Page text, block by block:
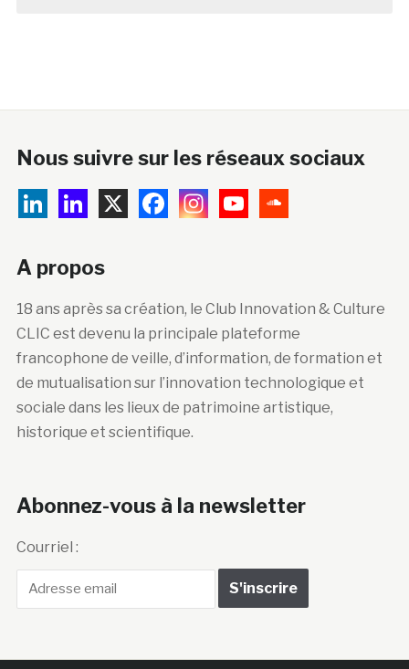
Nous suivre sur les réseaux sociaux
A propos
18 ans après sa création, le Club Innovation & Culture
CLIC est devenu la principale plateforme
francophone de veille, d’information, de formation et
de mutualisation sur l’innovation technologique et
sociale dans les lieux de patrimoine artistique,
historique et scientifique.
Abonnez-vous à la newsletter
Courriel :